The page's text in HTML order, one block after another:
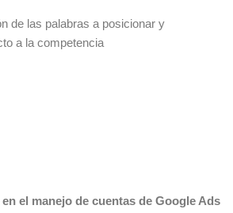
de las palabras a posicionar y
a la competencia
el manejo de cuentas de Google Ads